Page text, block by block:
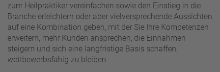
zum Heilpraktiker vereinfachen sowie den Einstieg in die
Branche erleichtern oder aber vielversprechende Aussichten
auf eine Kombination geben, mit der Sie Ihre Kompetenzen
erweitern, mehr Kunden ansprechen, die Einnahmen
steigern und sich eine langfristige Basis schaffen,
wettbewerbsfähig zu bleiben.